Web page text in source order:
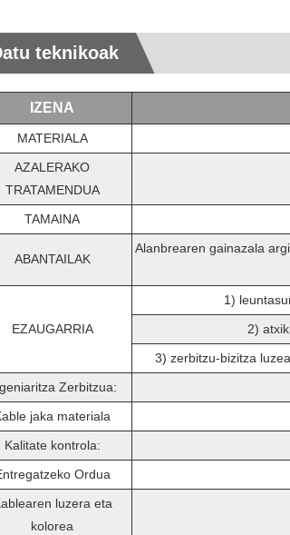
teknikoak
IZENA
MATERIALA
AZALERAKO
TRATAMENDUA
TAMAINA
ABANTAILAK
Alanbrearen gainazala
EZAUGARRIA
1)
2)
3) zerbitzu-bizitza
Zerbitzua:
jaka materiala
Kalitate kontrola:
Ordua
luzera eta
kolorea